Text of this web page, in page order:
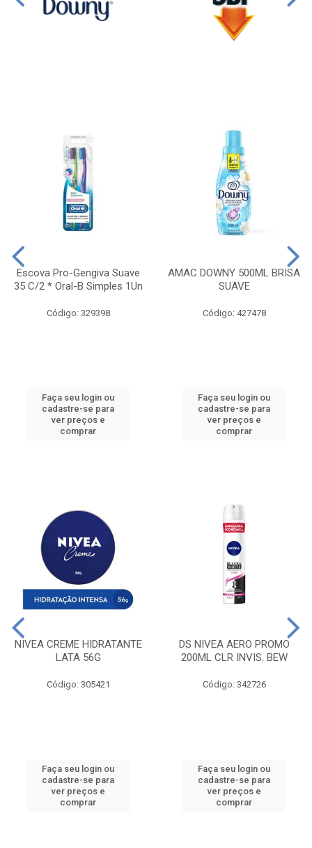
Escova Pro-Gengiva Suave
35 C/2 * Oral-B Simples 1Un
Código: 329398
Faça seu login ou
cadastre-se para
ver preços e
comprar
AMAC DOWNY 500ML BRISA
SUAVE
Código: 427478
Faça seu login ou
cadastre-se para
ver preços e
comprar
NIVEA CREME HIDRATANTE
LATA 56G
Código: 305421
Faça seu login ou
cadastre-se para
ver preços e
comprar
DS NIVEA AERO PROMO
200ML CLR INVIS. BEW
Código: 342726
Faça seu login ou
cadastre-se para
ver preços e
comprar